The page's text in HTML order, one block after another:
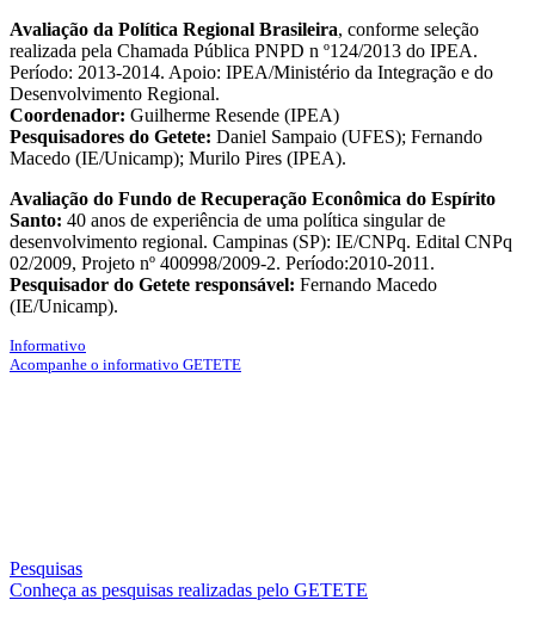
Avaliação da Política Regional Brasileira, conforme seleção
realizada pela Chamada Pública PNPD n º124/2013 do IPEA.
Período: 2013-2014. Apoio: IPEA/Ministério da Integração e do
Desenvolvimento Regional.
Coordenador: Guilherme Resende (IPEA)
Pesquisadores do Getete: Daniel Sampaio (UFES); Fernando
Macedo (IE/Unicamp); Murilo Pires (IPEA).
Avaliação do Fundo de Recuperação Econômica do Espírito
Santo: 40 anos de experiência de uma política singular de
desenvolvimento regional. Campinas (SP): IE/CNPq. Edital CNPq
02/2009, Projeto nº 400998/2009-2. Período:2010-2011.
Pesquisador do Getete responsável: Fernando Macedo
(IE/Unicamp).
Informativo
Acompanhe o informativo GETETE
Pesquisas
Conheça as pesquisas realizadas pelo GETETE